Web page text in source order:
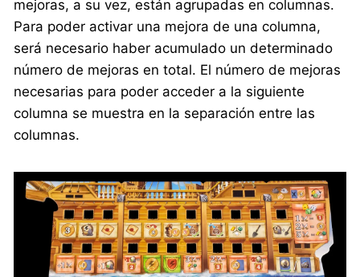
mejoras, a su vez, están agrupadas en columnas.
Para poder activar una mejora de una columna,
será necesario haber acumulado un determinado
número de mejoras en total. El número de mejoras
necesarias para poder acceder a la siguiente
columna se muestra en la separación entre las
columnas.